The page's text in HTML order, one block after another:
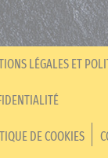
LÉGALES ET
DE COOKIES